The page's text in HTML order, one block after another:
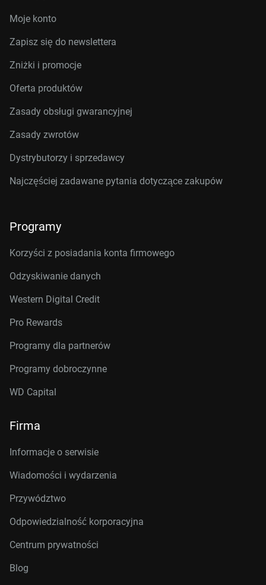
Moje konto
Zapisz się do newslettera
Zniżki i promocje
Oferta produktów
Zasady obsługi gwarancyjnej
Zasady zwrotów
Dystrybutorzy i sprzedawcy
Najczęściej zadawane pytania dotyczące zakupów
Programy
Korzyści z posiadania konta firmowego
Odzyskiwanie danych
Western Digital Credit
Pro Rewards
Programy dla partnerów
Programy dobroczynne
WD Capital
Firma
Informacje o serwisie
Wiadomości i wydarzenia
Przywództwo
Odpowiedzialność korporacyjna
Centrum prywatności
Blog